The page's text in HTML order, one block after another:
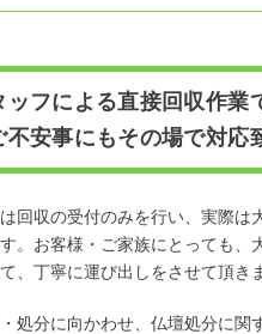
ッフによる直接回収作業
安事にもその場で対応
回収の受付のみを行い、実際は
。お客様・ご家族にとっても、
、丁寧に運び出しをさせて頂き
処分に向かわせ、仏壇処分に関